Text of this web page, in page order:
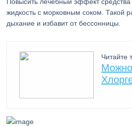
жидкость с морковным соком. Такой
дыхание и избавит от бессонницы.
Читайте